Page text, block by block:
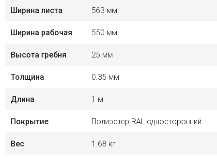
Ширина листа 563 мм
Ширина рабочая 550 мм
Высота гребня 25 мм
Толщина 0.35 мм
Длина 1 м
Покрытие Полиэстер RAL односторонний
Вес 1.68 кг